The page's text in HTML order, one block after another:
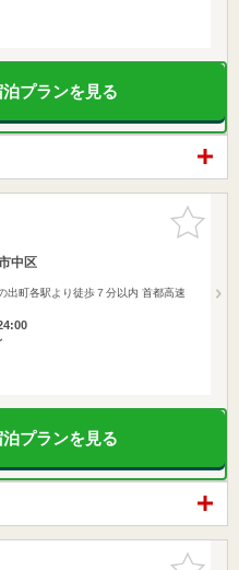
プランを見る
お気に入
りに追加
中区
出町各駅より徒歩７分以内 首都高速
プランを見る
お気に入